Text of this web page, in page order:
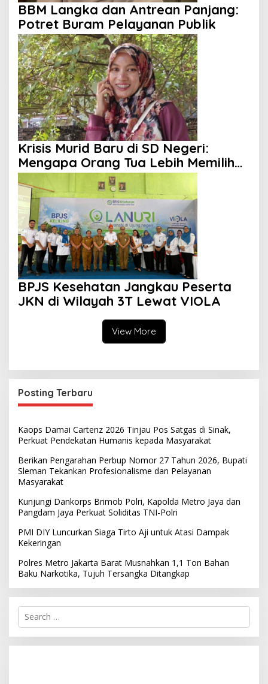
BBM Langka dan Antrean Panjang:
Potret Buram Pelayanan Publik
Krisis Murid Baru di SD Negeri:
Mengapa Orang Tua Lebih Memilih
Sekolah Swasta?
BPJS Kesehatan Jangkau Peserta
JKN di Wilayah 3T Lewat VIOLA
View More
Posting Terbaru
Kaops Damai Cartenz 2026 Tinjau Pos Satgas di Sinak,
Perkuat Pendekatan Humanis kepada Masyarakat
Berikan Pengarahan Perbup Nomor 27 Tahun 2026, Bupati
Sleman Tekankan Profesionalisme dan Pelayanan
Masyarakat
Kunjungi Dankorps Brimob Polri, Kapolda Metro Jaya dan
Pangdam Jaya Perkuat Soliditas TNI-Polri
PMI DIY Luncurkan Siaga Tirto Aji untuk Atasi Dampak
Kekeringan
Polres Metro Jakarta Barat Musnahkan 1,1 Ton Bahan
Baku Narkotika, Tujuh Tersangka Ditangkap
S
r